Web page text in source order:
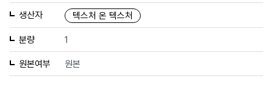
생산자 텍스처 온 텍스처
분량 1
원본여부 원본